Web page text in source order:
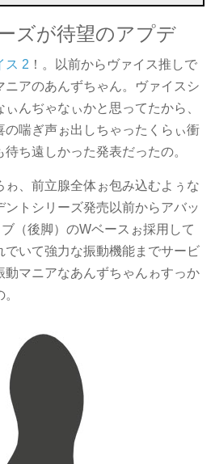
ズが待望のアプデ
ス 2 ！。以前からヴァイス推しで
ニアのあんずちゃん。ヴァイスシ
んぢゃなぃかと思ってたから、
の喘ぎ声ぉ出しちゃったくらぃ衝
ち遠しかった発表だったの。
ゎ、前立腺全体ぉ包み込むよぅな
トシリーズ発売以前からアバッ
（後脚）のWベースぉ採用して
でいて強力な振動機能までサービ
動マニアなあんずちゃんゎすっか